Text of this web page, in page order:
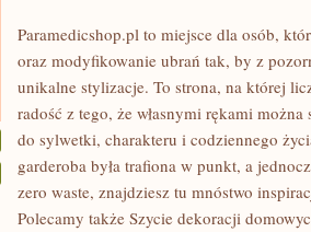
Paramedicshop.pl to miejsce dla osób,
oraz modyfikowanie ubrań tak, by z
unikalne stylizacje. To strona, na której
radość z tego, że własnymi rękami
do sylwetki, charakteru i codziennego
garderoba była trafiona w punkt, a
zero waste, znajdziesz tu mnóstwo
Polecamy także Szycie dekoracji